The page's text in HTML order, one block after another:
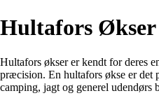
Hultafors Økser
Hultafors økser er kendt for deres
præcision. En hultafors økse er
camping, jagt og generel udendørs